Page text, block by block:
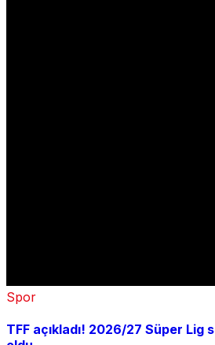
Spor
TFF açıkladı! 2026/27 Süper Lig